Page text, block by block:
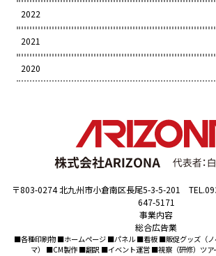
2022
2021
2020
〒803-0274 北九州市小倉南区長尾5-3-5-201
647-5171
事業内容
総合広告業
■各種印刷物 ■ホームページ ■パネル ■看板 ■販促グッズ（ノ
マ） ■CM製作 ■翻訳 ■イベント運営 ■視察（研修）ツア